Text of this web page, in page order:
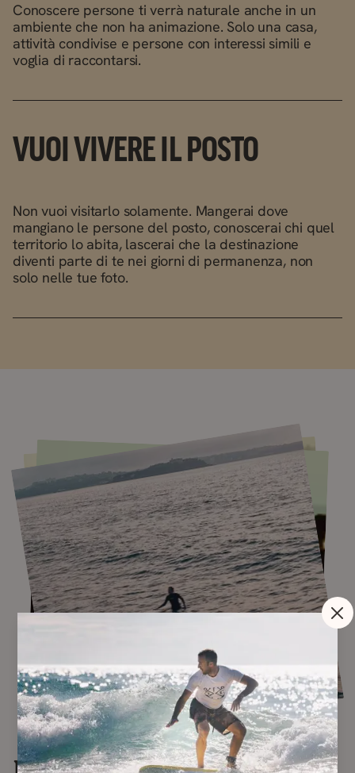
Conoscere persone ti verrà naturale anche in un
ambiente che non ha animazione. Solo una casa,
attività condivise e persone con interessi simili e
voglia di raccontarsi.
VUOI VIVERE IL POSTO
Non vuoi visitarlo solamente. Mangerai dove
mangiano le persone del posto, conoscerai chi quel
territorio lo abita, lascerai che la destinazione
diventi parte di te nei giorni di permanenza, non
solo nelle tue foto.